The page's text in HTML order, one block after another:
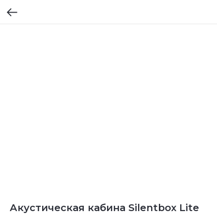
Акустическая кабина Silentbox Lite